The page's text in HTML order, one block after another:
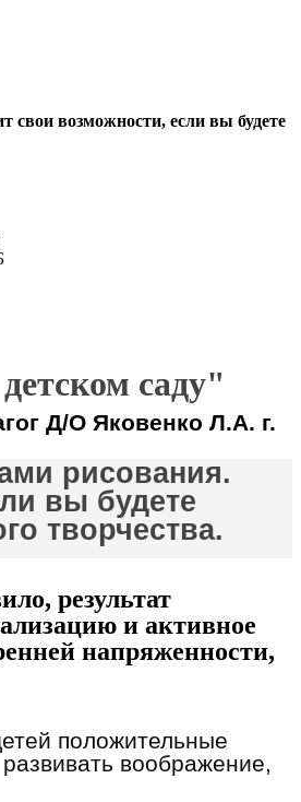
возможности, если вы будете
саду"
Д/О Яковенко Л.А. г.
рисования.
вы будете
творчества.
результат
и активное
напряженности,
положительные
воображение,